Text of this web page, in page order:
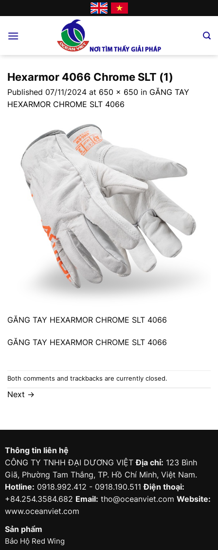
to
Hexarmor 4066 Chrome SLT (1)
Published 07/11/2024 at 650 × 650 in GĂNG TAY
HEXARMOR CHROME SLT 4066
GĂNG TAY HEXARMOR CHROME SLT 4066
GĂNG TAY HEXARMOR CHROME SLT 4066
Both comments and trackbacks are currently closed.
Next →
Thông tin liên hệ
CÔNG TY TNHH ĐẠI DƯƠNG VIỆTĐịa chỉ: 123 Bình
Giã, Phường Tam Thắng, TP. Hồ Chí Minh, Việt Nam.
Hotline: 0918.992.412 - 0918.190.511Điện thoại:
+84.254.3584.682 Email: tho@oceanviet.com Website:
www.oceanviet.com
Sản phẩm
Bảo Hộ Red Wing